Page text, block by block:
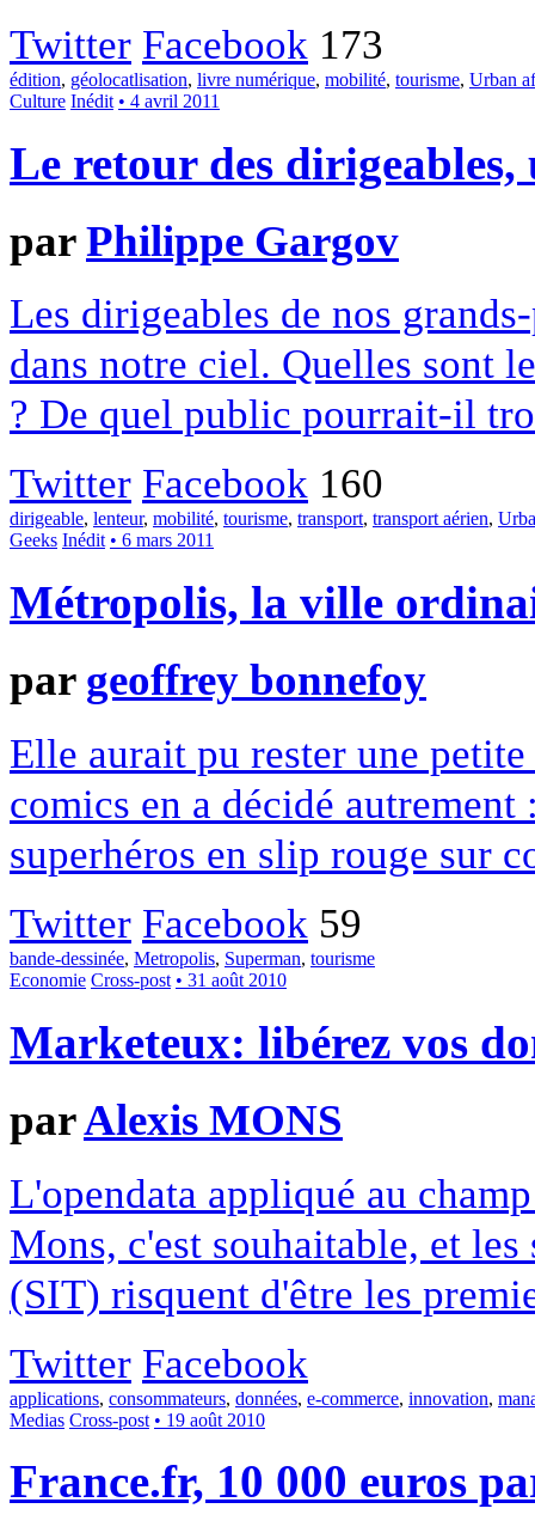
Twitter Facebook 173
édition, géolocatlisation, livre numérique, mobilité, tourisme, Urban
Culture Inédit • 4 avril 2011
Le retour des
parPhilippe Gargov
Les dirigeables de nos
dans notre ciel. Quelles sont
? De quel public pourrait-il
Twitter Facebook 160
dirigeable, lenteur, mobilité, tourisme, transport, transport aérien,
Geeks Inédit • 6 mars 2011
Métropolis, la ville
par geoffrey bonnefoy
Elle aurait pu rester une
comics en a décidé
superhéros en slip rouge sur
Twitter Facebook 59
bande-dessinée, Metropolis, Superman, tourisme
Economie Cross-post • 31 août 2010
Marketeux: libérez vos
parAlexis MONS
L'opendata appliqué au
Mons, c'est souhaitable, et
(SIT) risquent d'être les
Twitter Facebook
applications, consommateurs, données, e-commerce, innovation,
Medias Cross-post • 19 août 2010
France.fr, 10 000 euros